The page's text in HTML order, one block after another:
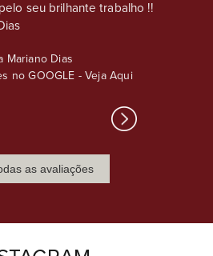
seu brilhante trabalho !!
Mariano Dias
no GOOGLE -Veja Aqui
as avaliações